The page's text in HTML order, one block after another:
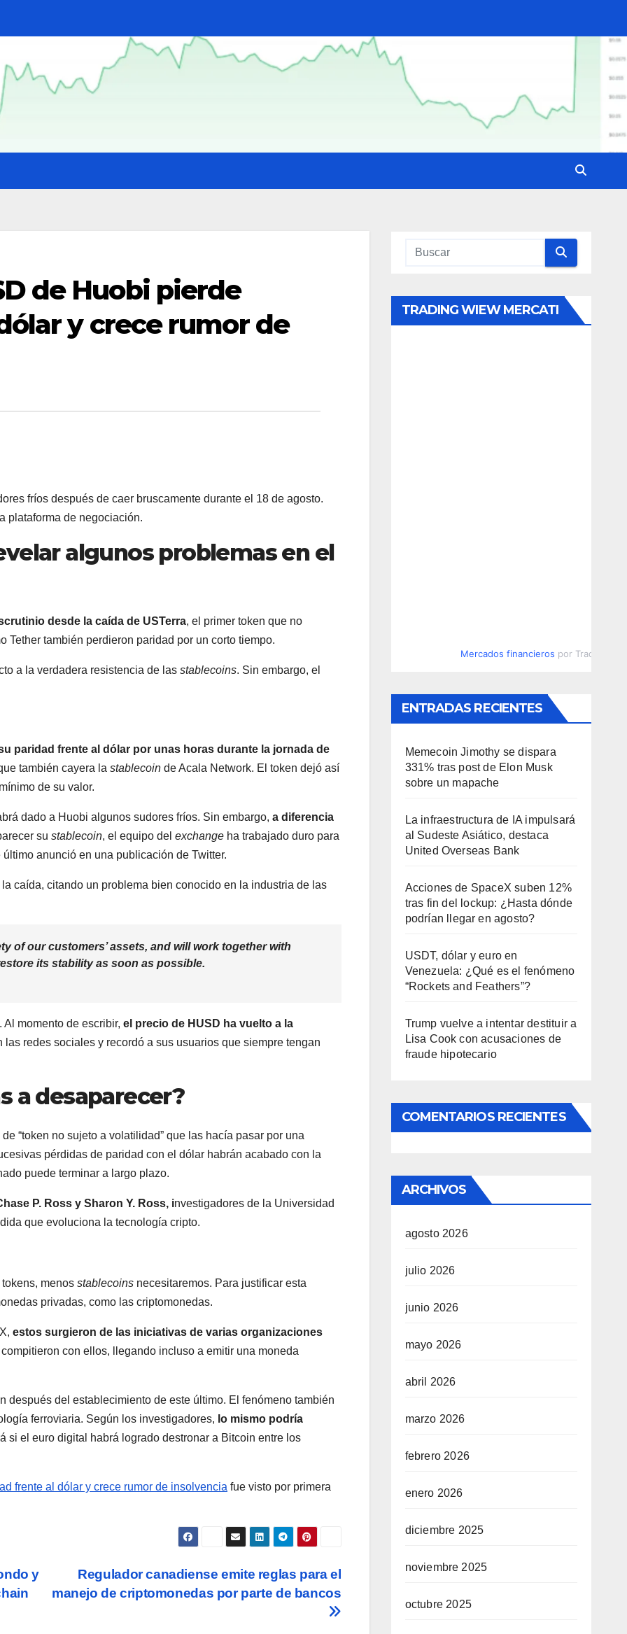
de Huobi pierde
y crece rumor de
fríos después de caer bruscamente durante el 18 de agosto.
plataforma de negociación.
algunos problemas en el
desde la caída de USTerra, el primer token que no
Tether también perdieron paridad por un corto tiempo.
a la verdadera resistencia de las stablecoins. Sin embargo, el
paridad frente al dólar por unas horas durante la jornada de
también cayera la stablecoin de Acala Network. El token dejó así
de su valor.
dado a Huobi algunos sudores fríos. Sin embargo, a diferencia
su stablecoin, el equipo del exchange ha trabajado duro para
anunció en una publicación de Twitter.
caída, citando un problema bien conocido en la industria de las
of our customers’ assets, and will work together with
its stability as soon as possible.
momento de escribir, el precio de HUSD ha vuelto a la
redes sociales y recordó a sus usuarios que siempre tengan
a desaparecer?
“token no sujeto a volatilidad” que las hacía pasar por una
pérdidas de paridad con el dólar habrán acabado con la
puede terminar a largo plazo.
P. Ross y Sharon Y. Ross, investigadores de la Universidad
que evoluciona la tecnología cripto.
menos stablecoins necesitaremos. Para justificar esta
privadas, como las criptomonedas.
estos surgieron de las iniciativas de varias organizaciones
con ellos, llegando incluso a emitir una moneda
después del establecimiento de este último. El fenómeno también
ferroviaria. Según los investigadores, lo mismo podría
si el euro digital habrá logrado destronar a Bitcoin entre los
frente al dólar y crece rumor de insolvencia fue visto por primera
Regulador canadiense emite reglas para el
manejo de criptomonedas por parte de bancos
y
TRADING WIEW MERCATI
Mercados financieros por
ENTRADAS RECIENTES
Memecoin Jimothy se dispara
331% tras post de Elon Musk
sobre un mapache
La infraestructura de IA impulsará
al Sudeste Asiático, destaca
United Overseas Bank
Acciones de SpaceX suben 12%
tras fin del lockup: ¿Hasta dónde
podrían llegar en agosto?
USDT, dólar y euro en
Venezuela: ¿Qué es el fenómeno
“Rockets and Feathers”?
Trump vuelve a intentar destituir a
Lisa Cook con acusaciones de
fraude hipotecario
COMENTARIOS RECIENTES
ARCHIVOS
agosto 2026
julio 2026
junio 2026
mayo 2026
abril 2026
marzo 2026
febrero 2026
enero 2026
diciembre 2025
noviembre 2025
octubre 2025